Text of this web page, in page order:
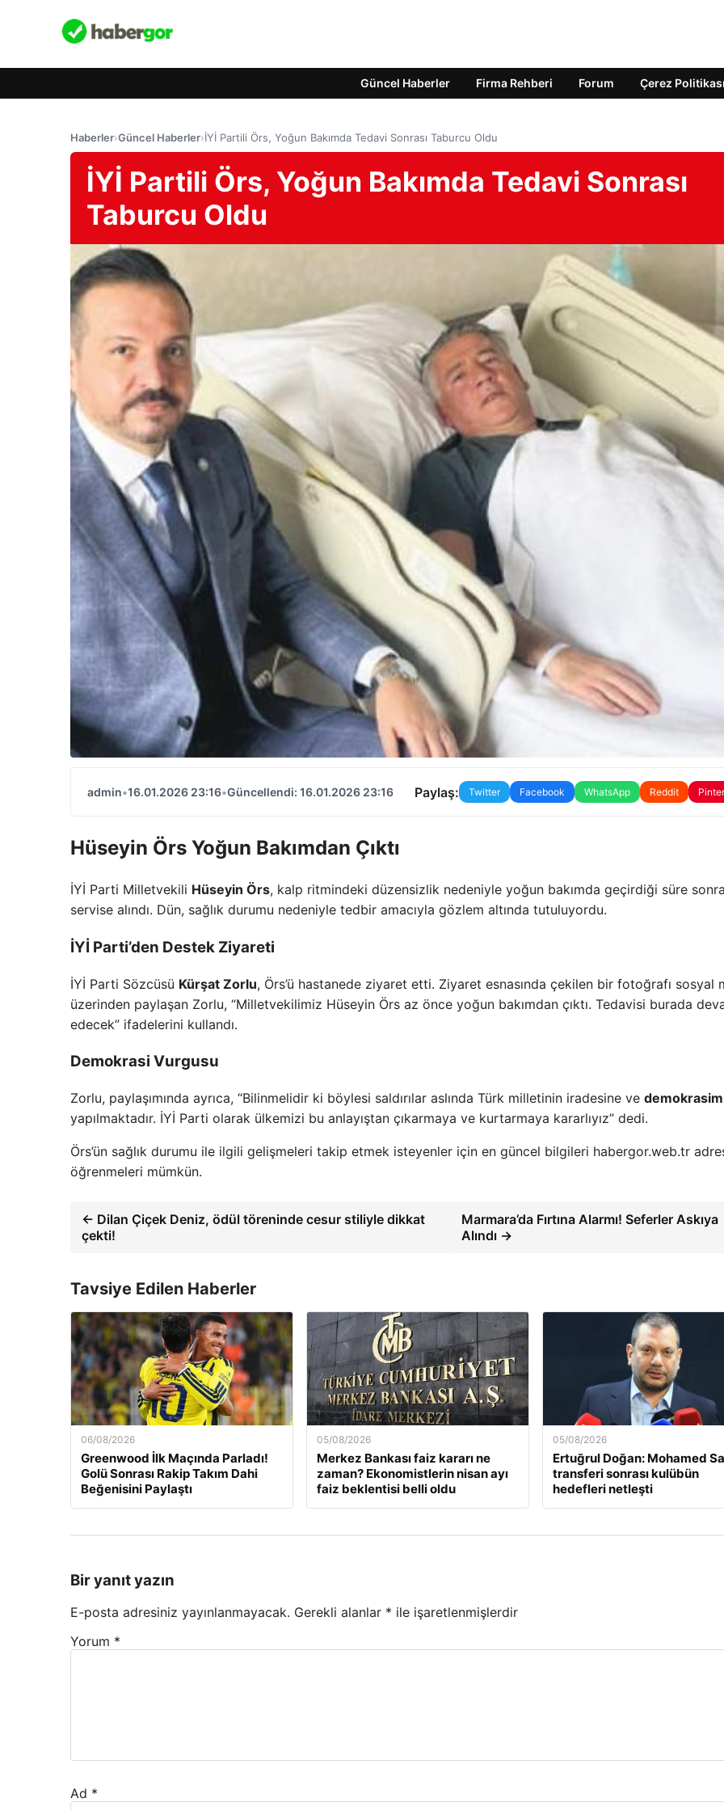
Güncel Haberler Firma Rehberi Forum Çerez Politikası
Haberler›Güncel Haberler›İYİ Partili Örs, Yoğun Bakımda Tedavi Sonrası Taburcu Oldu
İYİ Partili Örs, Yoğun Bakımda Tedavi Sonrası
Taburcu Oldu
admin•16.01.2026 23:16•Güncellendi: 16.01.2026 23:16 Paylaş: Twitter Facebook WhatsApp Reddit
Hüseyin Örs Yoğun Bakımdan Çıktı
İYİ Parti Milletvekili Hüseyin Örs, kalp ritmindeki düzensizlik nedeniyle yoğun bakımda geçirdiği süre
servise alındı. Dün, sağlık durumu nedeniyle tedbir amacıyla gözlem altında tutuluyordu.
İYİ Parti’den Destek Ziyareti
İYİ Parti Sözcüsü Kürşat Zorlu, Örs’ü hastanede ziyaret etti. Ziyaret esnasında çekilen bir fotoğrafı sosyal
üzerinden paylaşan Zorlu, “Milletvekilimiz Hüseyin Örs az önce yoğun bakımdan çıktı. Tedavisi burada
edecek” ifadelerini kullandı.
Demokrasi Vurgusu
Zorlu, paylaşımında ayrıca, “Bilinmelidir ki böylesi saldırılar aslında Türk milletinin iradesine ve
yapılmaktadır. İYİ Parti olarak ülkemizi bu anlayıştan çıkarmaya ve kurtarmaya kararlıyız” dedi.
Örs’ün sağlık durumu ile ilgili gelişmeleri takip etmek isteyenler için en güncel bilgileri habergor.web.tr
öğrenmeleri mümkün.
← Dilan Çiçek Deniz, ödül töreninde cesur stiliyle dikkat
çekti!
Marmara’da Fırtına Alarmı! Seferler Askıya
Alındı →
Tavsiye Edilen Haberler
06/08/2026
Greenwood İlk Maçında Parladı!
Golü Sonrası Rakip Takım Dahi
Beğenisini Paylaştı
05/08/2026
Merkez Bankası faiz kararı ne
zaman? Ekonomistlerin nisan ayı
faiz beklentisi belli oldu
05/08/2026
Ertuğrul Doğan: Mohamed
transferi sonrası kulübün
hedefleri netleşti
Bir yanıt yazın
E-posta adresiniz yayınlanmayacak. Gerekli alanlar * ile işaretlenmişlerdir
Yorum *
Ad *